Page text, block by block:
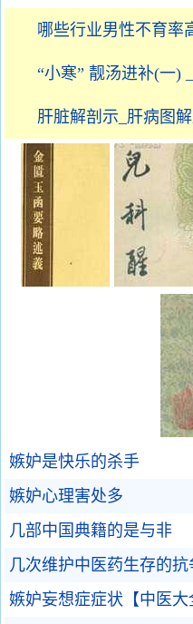
哪些行业男性不育率
“小寒” 靓汤进补(一)
肝脏解剖示_肝病图
嫉妒是快乐的杀手
嫉妒心理害处多
几部中国典籍的是与非
几次维护中医药生存的抗
嫉妒妄想症症状【中医大